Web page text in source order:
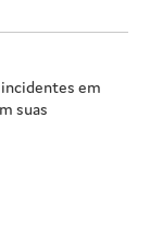
em
suas